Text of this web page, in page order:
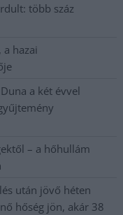
több száz
a hazai
a két évvel
– a hőhullám
után jövő héten
hőség jön, akár 38